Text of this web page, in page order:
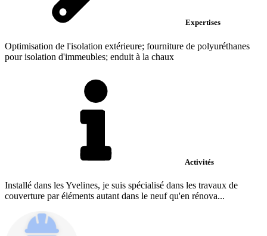
Expertises
Optimisation de l'isolation extérieure; fourniture de polyuréthanes
pour isolation d'immeubles; enduit à la chaux
Activités
Installé dans les Yvelines, je suis spécialisé dans les travaux de
couverture par éléments autant dans le neuf qu'en rénova...